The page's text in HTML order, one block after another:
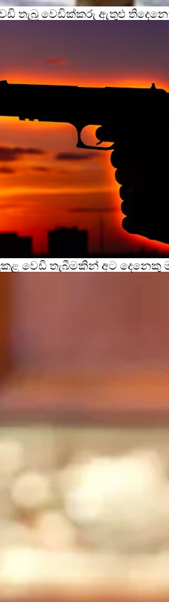
තැබූ වෙඩික්කරු ඇතුළු
වෙඩි තැබීමකින් අට දෙනෙකු